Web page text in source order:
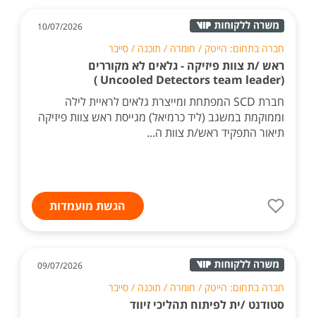
10/07/2026
חברה בתחום: הייטק / חומרה / תוכנה / סייבר
ראש /ת צוות פיזיקה - גלאים לא מקוררים
(Uncooled Detectors team leader )
חברת SCD המפתחת ומייצרת גלאים לראיית לילה
וממוקמת במשגב (ליד כרמיאל) מגייסת ראש צוות פיזיקה
תיאור התפקיד ראש/ת צוות ה...
הגשת מועמדות
09/07/2026
חברה בתחום: הייטק / חומרה / תוכנה / סייבר
סטודנט /ית לפיתוח תהליכי זיווד